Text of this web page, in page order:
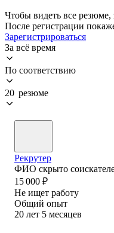
Чтобы видеть все резюме,
После регистрации
Зарегистрироваться
За всё время
По соответствию
20 резюме
Рекрутер
ФИО скрыто
15 000 ₽
Не ищет работу
Общий опыт
20 лет 5 месяцев